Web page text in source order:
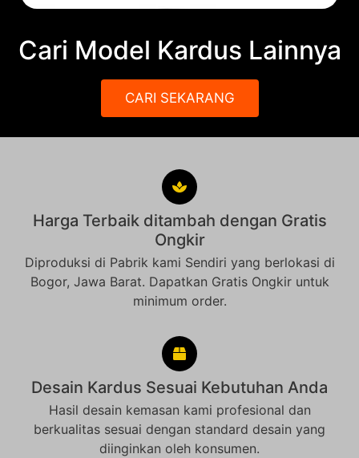
Cari Model Kardus Lainnya
CARI SEKARANG
Harga Terbaik ditambah dengan Gratis
Ongkir
Diproduksi di Pabrik kami Sendiri yang berlokasi di
Bogor, Jawa Barat. Dapatkan Gratis Ongkir untuk
minimum order.
Desain Kardus Sesuai Kebutuhan Anda
Hasil desain kemasan kami profesional dan
berkualitas sesuai dengan standard desain yang
diinginkan oleh konsumen.